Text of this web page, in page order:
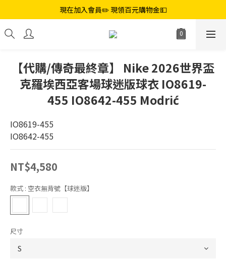
現在加入會員✏️ 現領百元購物金💵
【代購/傳奇最終章】 Nike 2026世界盃
克羅埃西亞客場球迷版球衣 IO8619-
455 IO8642-455 Modrić
IO8619-455
IO8642-455
NT$4,580
款式 : 空衣無背號【球迷版】
尺寸